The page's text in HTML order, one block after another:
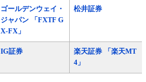
ゴールデンウェイ・
ジャパン 「FXTF G
X-FX」
松井証券
IG証券
楽天証券 「楽天MT
4」